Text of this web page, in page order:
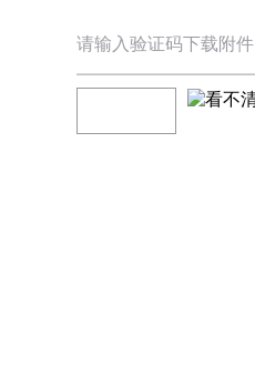
请输入验证码下载附件